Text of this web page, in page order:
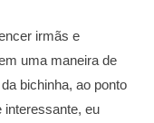
irmãs e
uma maneira de
bichinha, ao ponto
interessante, eu